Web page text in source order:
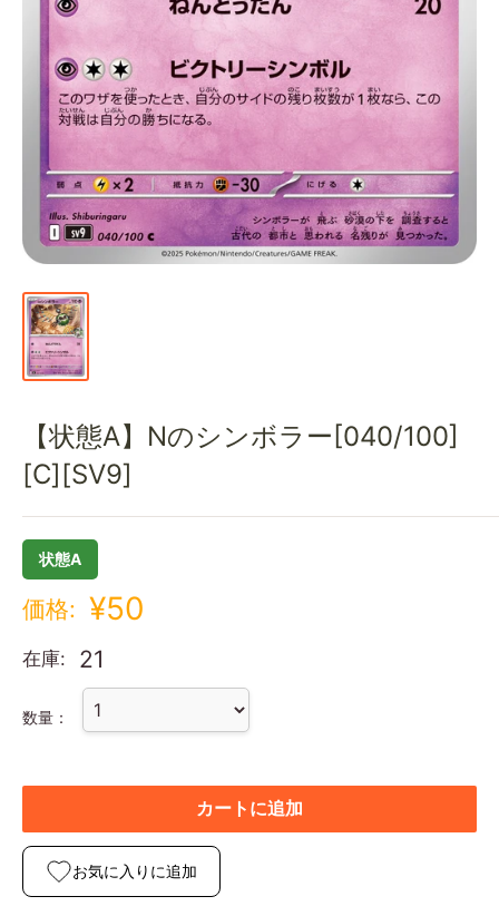
部
【状態A】Nのシンボラー[040/100]
[C][SV9]
状態A
価格: ¥50
在庫: 21
数量：
カートに追加
お気に入りに追加